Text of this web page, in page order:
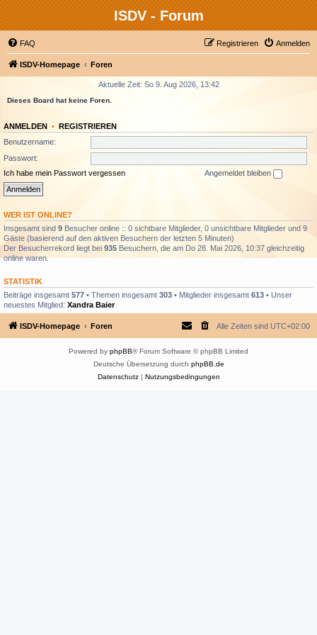
ISDV - Forum
FAQ Anmelden
Registrieren
ISDV-Homepage Foren
Aktuelle Zeit: So 9. Aug 2026, 13:42
Dieses Board hat keine Foren.
ANMELDEN • REGISTRIEREN
Benutzername:
Passwort:
Ich habe mein Passwort vergessen
Angemeldet bleiben
WER IST ONLINE?
Insgesamt sind 9 Besucher online :: 0 sichtbare Mitglieder, 0 unsichtbare Mitglieder und 9
Gäste (basierend auf den aktiven Besuchern der letzten 5 Minuten)
Der Besucherrekord liegt bei 935 Besuchern, die am Do 28. Mai 2026, 10:37 gleichzeitig
online waren.
STATISTIK
Beiträge insgesamt 577 • Themen insgesamt 303 • Mitglieder insgesamt 613 • Unser
neuestes Mitglied: Xandra Baier
ISDV-Homepage Foren Alle Zeiten sind UTC+02:00
Powered by phpBB® Forum Software © phpBB Limited
Deutsche Übersetzung durch phpBB.de
Datenschutz| Nutzungsbedingungen